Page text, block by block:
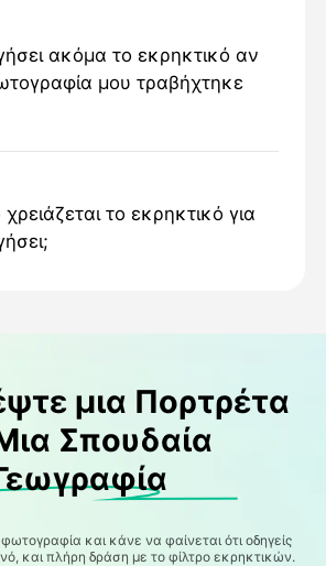
ακόμα το εκρηκτικό αν
μου τραβήχτηκε
το εκρηκτικό για
μια Πορτρέτα
Σπουδαία
και κάνε να φαίνεται ότι οδηγείς
και πλήρη δράση με το φίλτρο εκρηκτικών.